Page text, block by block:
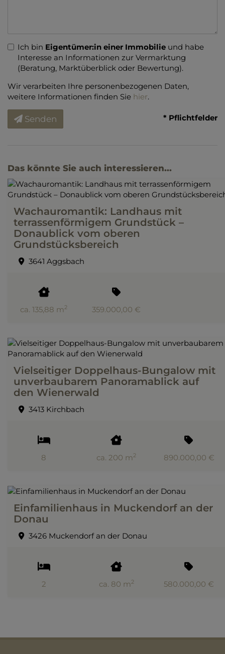
Ich bin Eigentümer:in einer Immobilie und habe
Interesse an Informationen zur Vermarktung
(Beratung, Marktüberblick oder Bewertung).
Wir verarbeiten Ihre personenbezogenen Daten,
weitere Informationen finden Sie hier.
Senden * Pflichtfelder
Das könnte Sie auch interessieren...
Wachauromantik: Landhaus mit
terrassenförmigem Grundstück –
Donaublick vom oberen
Grundstücksbereich
3641 Aggsbach
ca. 135,88 m2 359.000,00 €
Vielseitiger Doppelhaus-Bungalow mit
unverbaubarem Panoramablick auf
den Wienerwald
3413 Kirchbach
8 ca. 200 m2 890.000,00 €
Einfamilienhaus in Muckendorf an der
Donau
3426 Muckendorf an der Donau
2 ca. 80 m2 580.000,00 €